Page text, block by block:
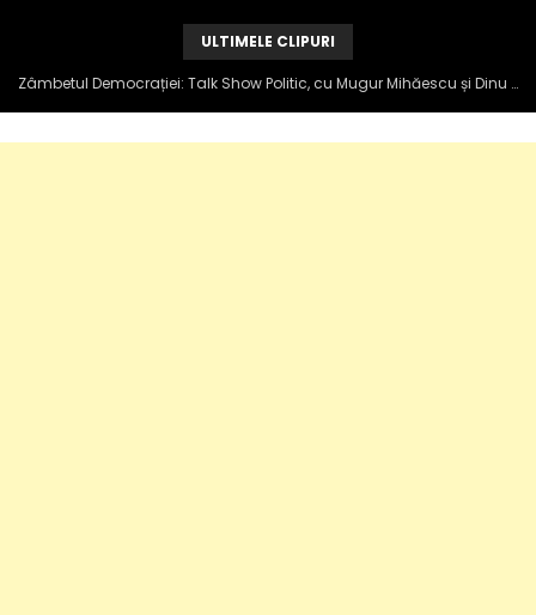
ULTIMELE CLIPURI
Zâmbetul Democrației: Talk Show Politic, cu Mugur Mihăescu și Dinu Popescu